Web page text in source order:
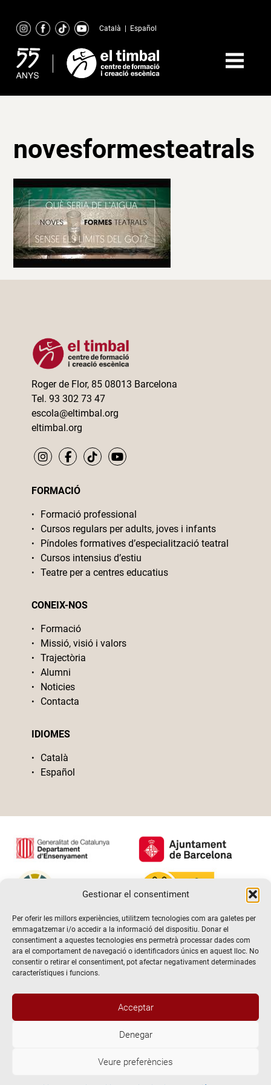
Gestionar el consentiment
Per oferir les millors experiències, utilitzem tecnologies com ara galetes per
emmagatzemar i/o accedir a la informació del dispositiu. Donar el
consentiment a aquestes tecnologies ens permetrà processar dades com
ara el comportament de navegació o identificadors únics en aquest lloc. No
consentir o retirar el consentiment, pot afectar negativament determinades
característiques i funcions.
Acceptar
Denegar
Veure preferències
content
Català Español
novesformesteatrals
Roger de Flor, 85 08013 Barcelona
Tel. 93 302 73 47
escola@eltimbal.org
eltimbal.org
FORMACIÓ
Formació professional
Cursos regulars per adults, joves i infants
Píndoles formatives d’especialització teatral
Cursos intensius d’estiu
Teatre per a centres educatius
CONEIX-NOS
Formació
Missió, visió i valors
Trajectòria
Alumni
Noticies
Contacta
IDIOMES
Català
Español
@2026 Escola de teatre El Timbal. Tots els drets reservats
Avís Legal